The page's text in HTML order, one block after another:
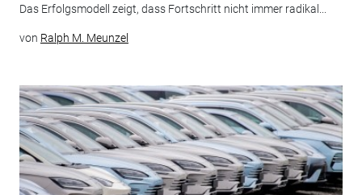
Das Erfolgsmodell zeigt, dass Fortschritt nicht immer radikal...
von Ralph M. Meunzel